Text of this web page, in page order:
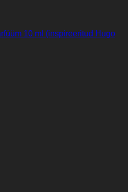
10 ml (inspireeritud Hugo